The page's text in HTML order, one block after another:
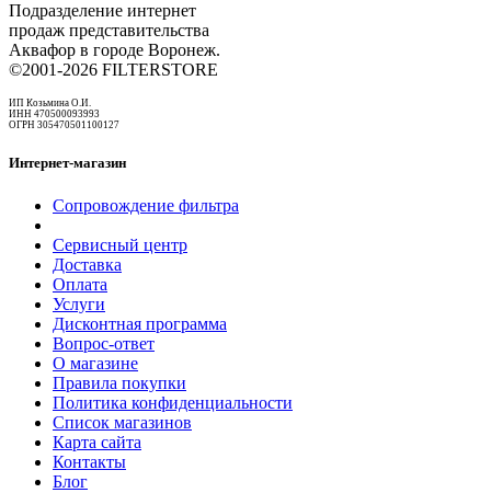
Подразделение интернет
продаж представительства
Аквафор в городе Воронеж.
©2001-2026 FILTERSTORE
ИП Козьмина О.И.
ИНН 470500093993
ОГРН 305470501100127
Интернет-магазин
Сопровождение фильтра
Сервисный центр
Доставка
Оплата
Услуги
Дисконтная программа
Вопрос-ответ
О магазине
Правила покупки
Политика конфиденциальности
Список магазинов
Карта сайта
Контакты
Блог